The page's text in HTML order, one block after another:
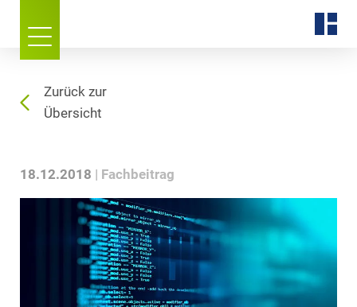
Zurück zur
Übersicht
18.12.2018 Fachbeitrag